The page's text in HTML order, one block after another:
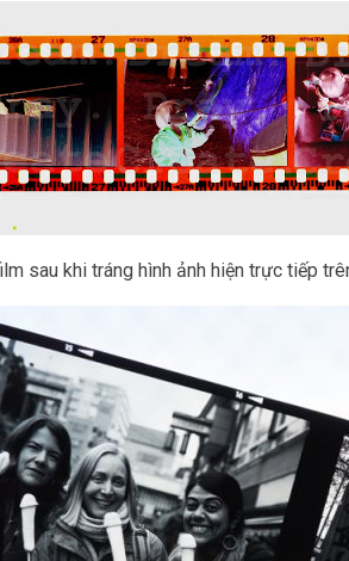
sau khi tráng hình ảnh hiện trực tiếp